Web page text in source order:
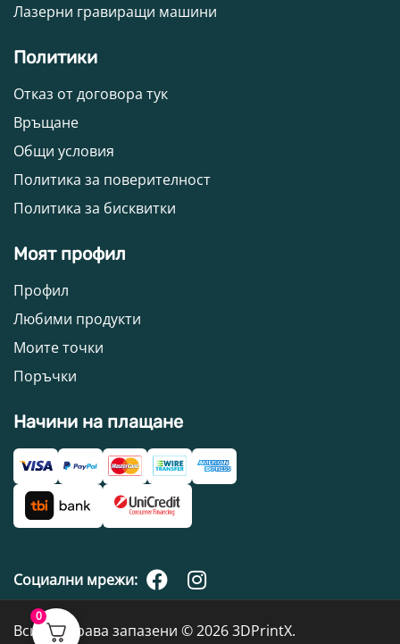
Лазерни гравиращи машини
Политики
Отказ от договора тук
Връщане
Общи условия
Политика за поверителност
Политика за бисквитки
Моят профил
Профил
Любими продукти
Моите точки
Поръчки
Начини на плащане
Социални мрежи:
Всички права запазени © 2026 3DPrintX.
0